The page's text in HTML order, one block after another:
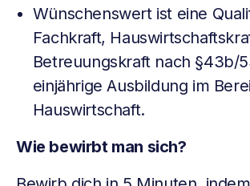
Wünschenswert ist eine
Fachkraft,
Betreuungskraft nach §43b/
einjährige Ausbildung im
Hauswirtschaft.
Wie bewirbt man sich?